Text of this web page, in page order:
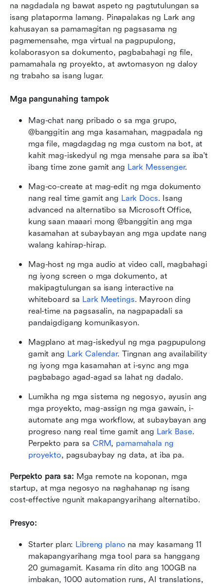
na nagdadala ng bawat aspeto ng pagtutulungan sa
isang plataporma lamang. Pinapalakas ng Lark ang
kahusayan sa pamamagitan ng pagsasama ng
pagmemensahe, mga virtual na pagpupulong,
kolaborasyon sa dokumento, pagbabahagi ng file,
pamamahala ng proyekto, at awtomasyon ng daloy
ng trabaho sa isang lugar.
Mga pangunahing tampok
Mag-chat nang pribado o sa mga grupo,
@banggitin ang mga kasamahan, magpadala ng
mga file, magdagdag ng mga custom na bot, at
kahit mag-iskedyul ng mga mensahe para sa iba't
ibang time zone gamit ang Lark Messenger.
Mag-co-create at mag-edit ng mga dokumento
nang real time gamit ang Lark Docs. Isang
advanced na alternatibo sa Microsoft Office,
kung saan maaari mong @banggitin ang mga
kasamahan at subaybayan ang mga update nang
walang kahirap-hirap.
Mag-host ng mga audio at video call, magbahagi
ng iyong screen o mga dokumento, at
makipagtulungan sa isang interactive na
whiteboard sa Lark Meetings. Mayroon ding
real-time na pagsasalin, na nagpapadali sa
pandaigdigang komunikasyon.
Magplano at mag-iskedyul ng mga pagpupulong
gamit ang Lark Calendar. Tingnan ang availability
ng iyong mga kasamahan at i-sync ang mga
pagbabago agad-agad sa lahat ng dadalo.
Lumikha ng mga sistema ng negosyo, ayusin ang
mga proyekto, mag-assign ng mga gawain, i-
automate ang mga workflow, at subaybayan ang
progreso nang real time gamit ang Lark Base.
Perpekto para sa CRM, pamamahala ng
proyekto, pagsubaybay ng data, at iba pa.
Perpekto para sa: Mga remote na koponan, mga
startup, at mga negosyo na naghahanap ng isang
cost-effective ngunit makapangyarihang alternatibo.
Presyo:
Starter plan: Libreng plano na may kasamang 11
makapangyarihang mga tool para sa hanggang
20 gumagamit. Kasama rin dito ang 100GB na
imbakan, 1000 automation runs, AI translations,